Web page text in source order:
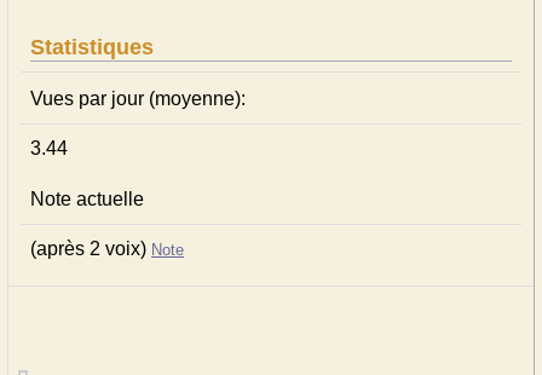
Statistiques
Vues par jour (moyenne):
3.44
Note actuelle
(après 2 voix) Note